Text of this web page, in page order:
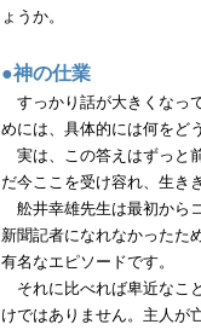
ょうか。
●神の仕業
すっかり話が大きくなっ
めには、具体的には何をど
実は、この答えはずっと
だ今ここを受け容れ、生き
舩井幸雄先生は最初から
新聞記者になれなかったた
有名なエピソードです。
それに比べれば卑近なこ
けではありません。主人が